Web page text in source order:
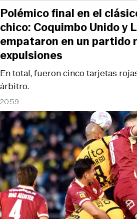
20:59
En total, fueron cinco tarjetas
árbitro.
Polémico final en el
chico: Coquimbo Unido y
empataron en un partido
expulsiones